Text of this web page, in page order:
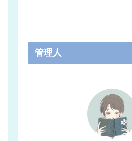
管理人